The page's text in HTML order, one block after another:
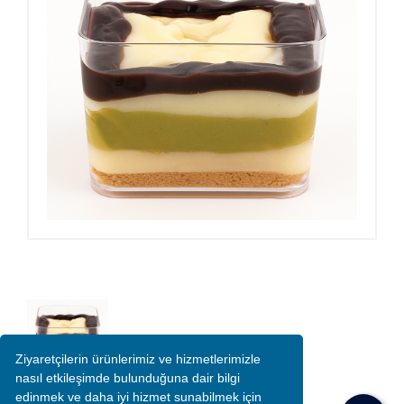
Ziyaretçilerin ürünlerimiz ve hizmetlerimizle
nasıl etkileşimde bulunduğuna dair bilgi
edinmek ve daha iyi hizmet sunabilmek için